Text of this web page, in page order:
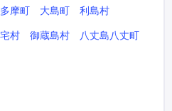
摩町 大島町 利島村
村 御蔵島村 八丈島八丈町